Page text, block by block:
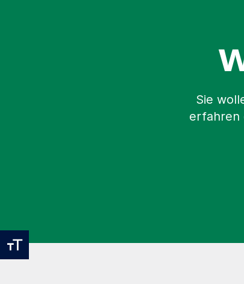
Sie
erfahren